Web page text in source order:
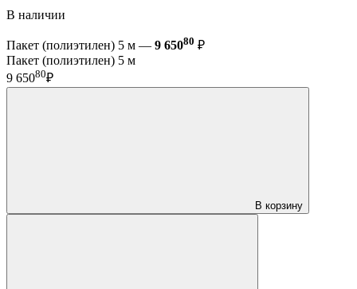
В наличии
Пакет (полиэтилен) 5 м — 9 65080 ₽
Пакет (полиэтилен) 5 м
9 65080₽
В корзину